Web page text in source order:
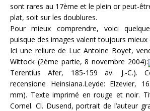
sont rares au 17ème et le plein or peut-
plat, soit sur les doublures.
Pour mieux comprendre, voici
puisque des images valent toujours mieux
Ici une reliure de Luc Antoine Boyet,
Wittock (2ème partie, 8 novembre 2004):
Terentius Afer, 185-159 av. J.-C.).
recensione Heinsiana.Leyde: Elzevier,
mm). Texte imprimé en rouge et noir.
Cornel. Cl. Dusend, portrait de l’auteur